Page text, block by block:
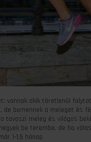
vannak akik töretlenül
bemennek a meleget és
meleg és világos
be terembe, de ha
1-1,5 hónap